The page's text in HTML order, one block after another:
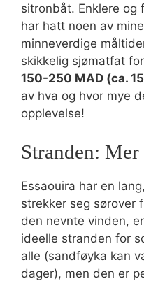
sitronbåt. Enklere og
har hatt noen av
minneverdige
skikkelig sjømatfat
150-250 MAD (ca.
av hva og hvor mye
opplevelse!
Stranden: Mer
Essaouira har en
strekker seg sørover
den nevnte vinden,
ideelle stranden for
alle (sandføyka kan
dager), men den er